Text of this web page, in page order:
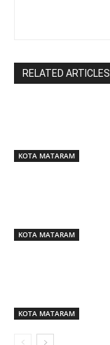
RELATED ARTICLES
KOTA MATARAM
KOTA MATARAM
KOTA MATARAM